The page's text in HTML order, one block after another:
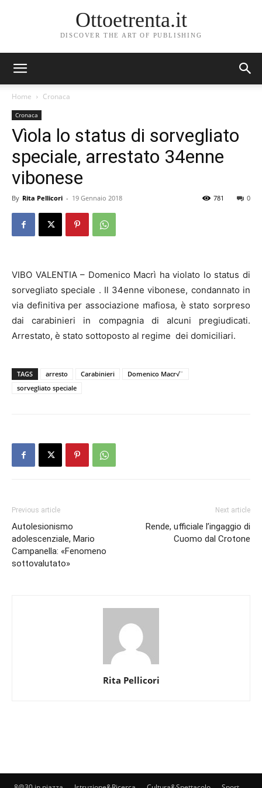
Ottoetrenta.it
DISCOVER THE ART OF PUBLISHING
Home Cronaca
Cronaca
Vìola lo status di sorvegliato
speciale, arrestato 34enne
vibonese
By Rita Pellicori - 19 Gennaio 2018 0
781
VIBO VALENTIA – Domenico Macrì ha violato lo status di
sorvegliato speciale . Il 34enne vibonese, condannato in
via definitiva per associazione mafiosa, è stato sorpreso
dai carabinieri in compagnia di alcuni pregiudicati.
Arrestato, è stato sottoposto al regime dei domiciliari.
TAGS arresto Carabinieri
Domenico Macr√¨
sorvegliato speciale
Previous article
Autolesionismo
adolescenziale, Mario
Campanella: «Fenomeno
sottovalutato»
Next article
Rende, ufficiale l’ingaggio di
Cuomo dal Crotone
Rita Pellicori